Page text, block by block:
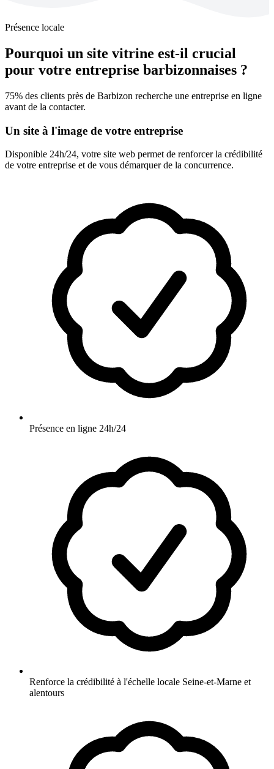
Présence locale
Pourquoi un site vitrine est-il crucial
pour votre entreprise barbizonnaises ?
75% des clients près de Barbizon recherche une entreprise en ligne
avant de la contacter.
Un site à l'image de votre entreprise
Disponible 24h/24, votre site web permet de renforcer la crédibilité
de votre entreprise et de vous démarquer de la concurrence.
Présence en ligne 24h/24
Renforce la crédibilité à l'échelle locale Seine-et-Marne et
alentours